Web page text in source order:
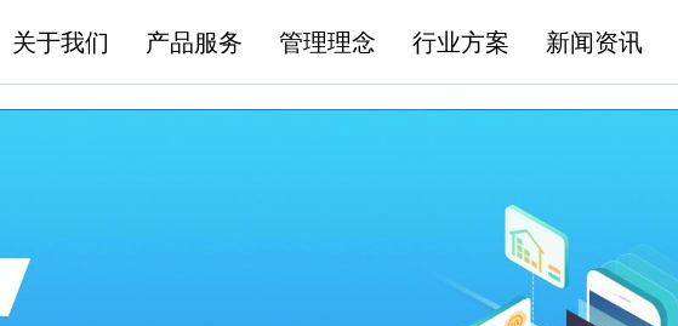
关于我们 产品服务 管理理念 行业方案 新闻资讯